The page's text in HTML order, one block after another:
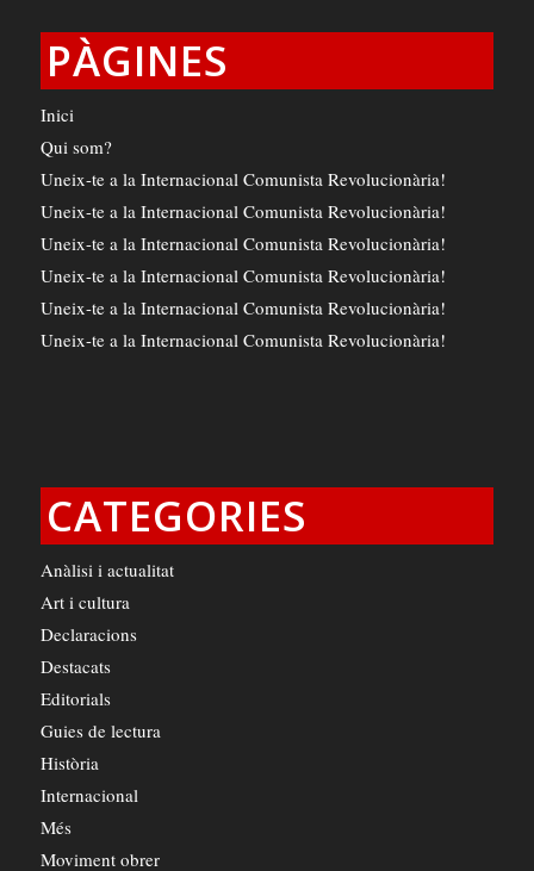
PÀGINES
Inici
Qui som?
Uneix-te a la Internacional Comunista Revolucionària!
Uneix-te a la Internacional Comunista Revolucionària!
Uneix-te a la Internacional Comunista Revolucionària!
Uneix-te a la Internacional Comunista Revolucionària!
Uneix-te a la Internacional Comunista Revolucionària!
Uneix-te a la Internacional Comunista Revolucionària!
CATEGORIES
Anàlisi i actualitat
Art i cultura
Declaracions
Destacats
Editorials
Guies de lectura
Història
Internacional
Més
Moviment obrer